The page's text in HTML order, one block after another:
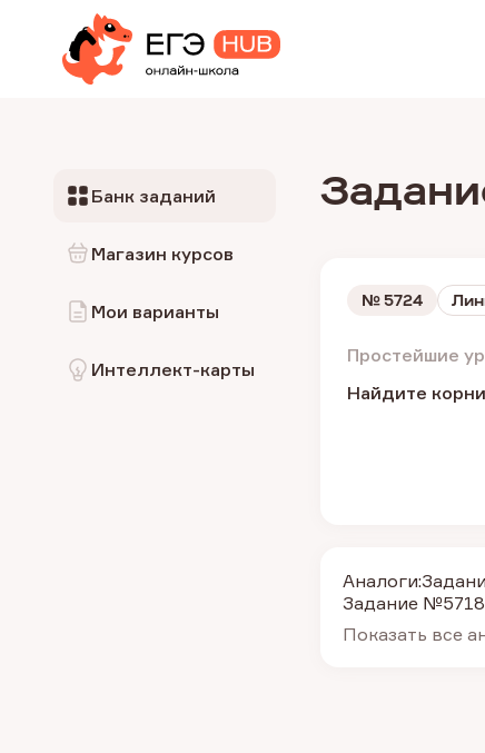
Банк заданий
Магазин курсов
Мои варианты
Интеллект-карты
№5724
Простейшие
Найдите
Аналоги:
Задание №5718
Показать все